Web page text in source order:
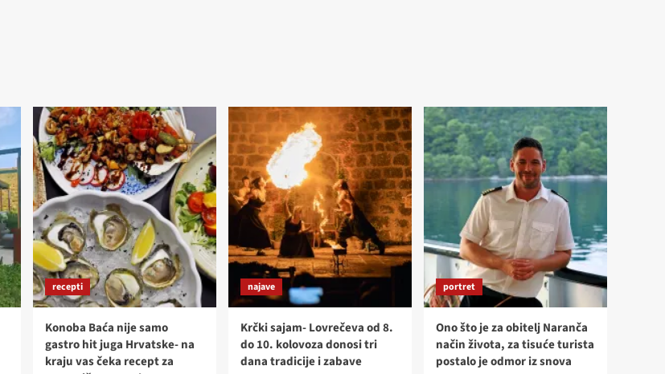
recepti
Konoba Baća nije samo
gastro hit juga Hrvatske- na
kraju vas čeka recept za
najave
Krčki sajam- Lovrečeva od 8.
do 10. kolovoza donosi tri
dana tradicije i zabave
portret
Ono što je za obitelj Naranča
način života, za tisuće turista
postalo je odmor iz snova